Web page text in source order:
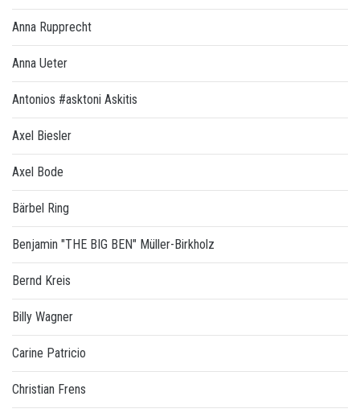
Anna Rupprecht
Anna Ueter
Antonios #asktoni Askitis
Axel Biesler
Axel Bode
Bärbel Ring
Benjamin "THE BIG BEN" Müller-Birkholz
Bernd Kreis
Billy Wagner
Carine Patricio
Christian Frens